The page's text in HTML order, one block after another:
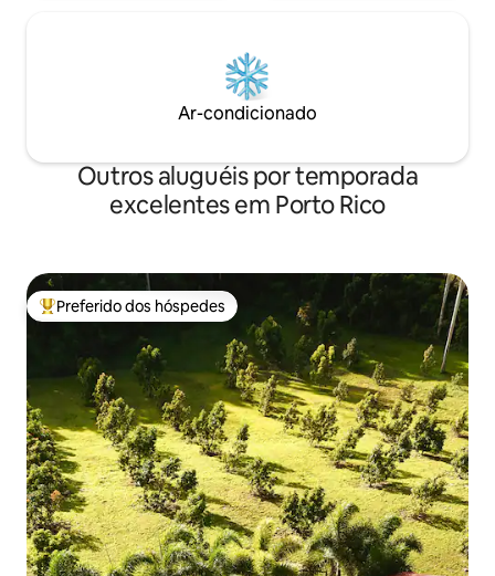
Ar-condicionado
Outros aluguéis por temporada
excelentes em Porto Rico
Entre os melhores preferidos dos hóspedes
Preferido dos hóspedes